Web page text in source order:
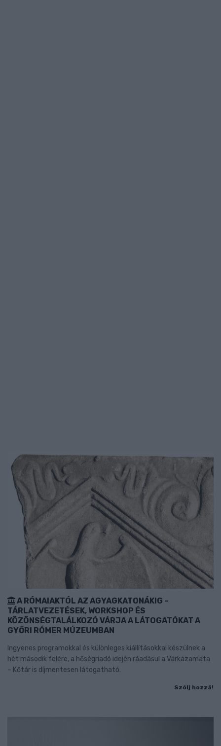
A RÓMAIAKTÓL AZ AGYAGKATONÁKIG –
TÁRLATVEZETÉSEK, WORKSHOP ÉS
KÖZÖNSÉGTALÁLKOZÓ VÁRJA A LÁTOGATÓKAT A
GYŐRI RÓMER MÚZEUMBAN
Ingyenes programokkal és különleges kiállításokkal készülnek a
hét második felére, a hőségriadó idején ráadásul a Várkazamata
– Kőtár is díjmentesen látogatható.
Szólj hozzá!